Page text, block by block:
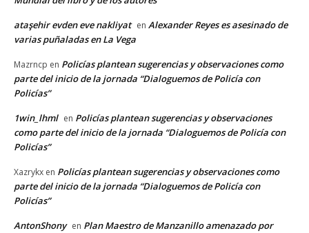
ataşehir evden eve nakliyat en Alexander Reyes es asesinado de
varias puñaladas en La Vega
Mazrncp en Policías plantean sugerencias y observaciones como
parte del inicio de la jornada “Dialoguemos de Policía con
Policías”
1win_lhml en Policías plantean sugerencias y observaciones
como parte del inicio de la jornada “Dialoguemos de Policía con
Policías”
Xazrykx en Policías plantean sugerencias y observaciones como
parte del inicio de la jornada “Dialoguemos de Policía con
Policías”
AntonShony en Plan Maestro de Manzanillo amenazado por